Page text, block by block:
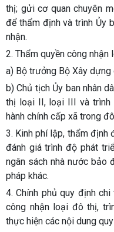
thị; gửi cơ quan chuyên
để thẩm định và trình Ủy
nhận.
2. Thẩm quyền công
a) Bộ trưởng Bộ Xây
b) Chủ tịch Ủy ban nhân
thị loại II, loại III và
hành chính cấp xã trong
3. Kinh phí lập, thẩm định
đánh giá trình độ phát
ngân sách nhà nước bảo
pháp khác.
4. Chính phủ quy định
công nhận loại đô thị,
thực hiện các nội dung